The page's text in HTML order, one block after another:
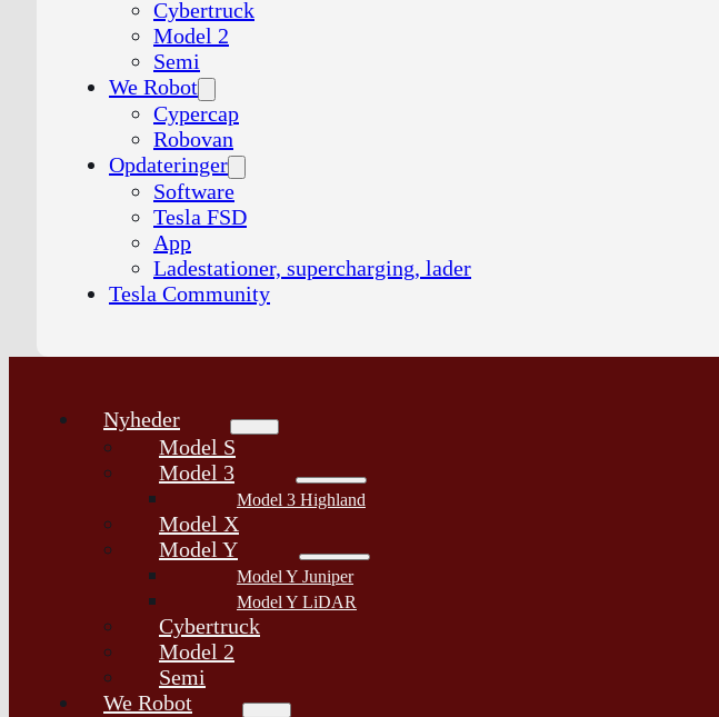
Cybertruck
Model 2
Semi
We Robot
Cypercap
Robovan
Opdateringer
Software
Tesla FSD
App
Ladestationer, supercharging, lader
Tesla Community
Nyheder
Model S
Model 3
Model 3 Highland
Model X
Model Y
Model Y Juniper
Model Y LiDAR
Cybertruck
Model 2
Semi
We Robot